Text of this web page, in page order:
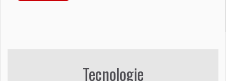
Tecnologie